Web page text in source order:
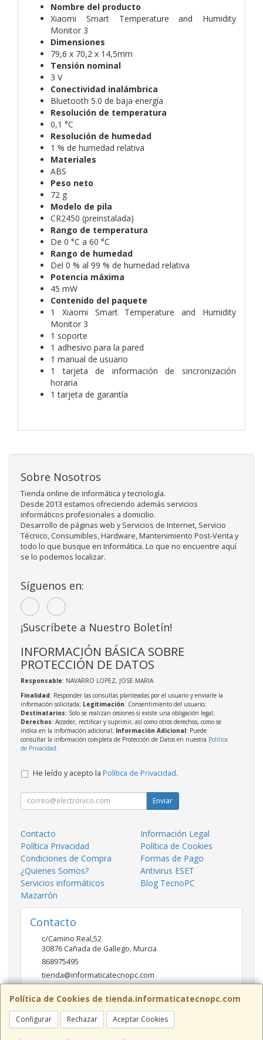
Nombre del producto
Xiaomi Smart Temperature and Humidity
Monitor 3
Dimensiones
79,6 x 70,2 x 14,5mm
Tensión nominal
3 V
Conectividad inalámbrica
Bluetooth 5.0 de baja energía
Resolución de temperatura
0,1 °C
Resolución de humedad
1 % de humedad relativa
Materiales
ABS
Peso neto
72 g
Modelo de pila
CR2450 (preinstalada)
Rango de temperatura
De 0 °C a 60 °C
Rango de humedad
Del 0 % al 99 % de humedad relativa
Potencia máxima
45 mW
Contenido del paquete
1 Xiaomi Smart Temperature and Humidity
Monitor 3
1 soporte
1 adhesivo para la pared
1 manual de usuario
1 tarjeta de información de sincronización
horaria
1 tarjeta de garantía
Política de Cookies de tienda.informaticatecnopc.com
Configurar Rechazar Aceptar Cookies
Sobre Nosotros
Tienda online de informática y tecnología.
Desde 2013 estamos ofreciendo además servicios
informáticos profesionales a domicilio.
Desarrollo de páginas web y Servicios de Internet, Servicio
Técnico, Consumibles, Hardware, Mantenimiento Post-Venta y
todo lo que busque en Informática. Lo que no encuentre aquí
se lo podemos localizar.
Síguenos en:
¡Suscríbete a Nuestro Boletín!
INFORMACIÓN BÁSICA SOBRE
PROTECCIÓN DE DATOS
Responsable: NAVARRO LOPEZ, JOSE MARIA
Finalidad: Responder las consultas planteadas por el usuario y enviarle la
información solicitada; Legitimación: Consentimiento del usuario;
Destinatarios: Solo se realizan cesiones si existe una obligación legal;
Derechos: Acceder, rectificar y suprimir, así como otros derechos, como se
indica en la información adicional; Información Adicional: Puede
consultar la información completa de Protección de Datos en nuestra Política
de Privacidad
He leído y acepto la Política de Privacidad.
Enviar
Contacto
Información Legal
Política Privacidad
Política de Cookies
Condiciones de Compra
Formas de Pago
¿Quienes Somos?
Antivirus ESET
Servicios informáticos
Mazarrón
Blog TecnoPC
Contacto
c/Camino Real,52
30876 Cañada de Gallego,Murcia
868975495
tienda@informaticatecnopc.com
Horario
9:00-14:00 15:00-19:30